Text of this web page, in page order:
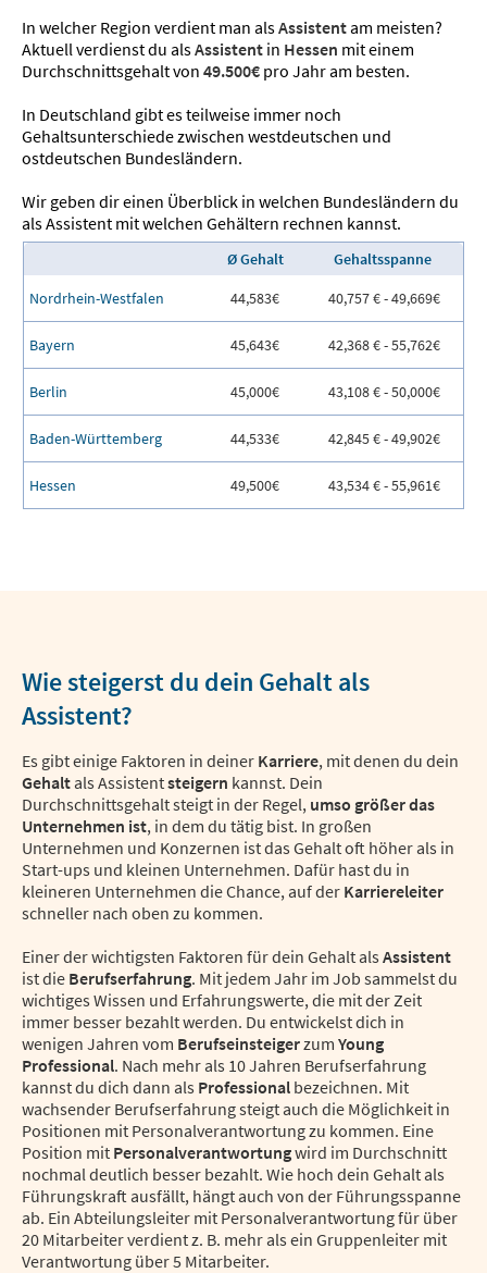
In welcher Region verdient man alsAssistentam meisten?
Aktuell verdienst du alsAssistent in Hessen mit einem
Durchschnittsgehalt von 49.500€ pro Jahr am besten.
In Deutschland gibt es teilweise immer noch
Gehaltsunterschiede zwischen westdeutschen und
ostdeutschen Bundesländern.
Wir geben dir einen Überblick in welchen Bundesländern du
als Assistent mit welchen Gehältern rechnen kannst.
Ø Gehalt
Gehaltsspanne
Nordrhein-Westfalen
44,583€ 40,757 € - 49,669€
Bayern 45,643€ 42,368 € - 55,762€
Berlin 45,000€ 43,108 € - 50,000€
Baden-Württemberg 44,533€ 42,845 € - 49,902€
Hessen 49,500€ 43,534 € - 55,961€
Wie steigerst du dein Gehalt als
Assistent?
Es gibt einige Faktoren in deiner Karriere, mit denen du dein
Gehaltals Assistentsteigern kannst. Dein
Durchschnittsgehalt steigt in der Regel, umso größer das
Unternehmen ist, in dem du tätig bist. In großen
Unternehmen und Konzernen ist das Gehalt oft höher als in
Start-ups und kleinen Unternehmen. Dafür hast du in
kleineren Unternehmen die Chance, auf der Karriereleiter
schneller nach oben zu kommen.
Einer der wichtigsten Faktoren für dein Gehalt alsAssistent
ist die Berufserfahrung. Mit jedem Jahr im Job sammelst du
wichtiges Wissen und Erfahrungswerte, die mit der Zeit
immer besser bezahlt werden. Du entwickelst dich in
wenigen Jahren vom Berufseinsteigerzum Young
Professional. Nach mehr als 10 Jahren Berufserfahrung
kannst du dich dann als Professional bezeichnen. Mit
wachsender Berufserfahrung steigt auch die Möglichkeit in
Positionen mit Personalverantwortung zu kommen. Eine
Position mit Personalverantwortungwird im Durchschnitt
nochmal deutlich besser bezahlt. Wie hoch dein Gehalt als
Führungskraft ausfällt, hängt auch von der Führungsspanne
ab. Ein Abteilungsleiter mit Personalverantwortung für über
20 Mitarbeiter verdient z. B. mehr als ein Gruppenleiter mit
Verantwortung über 5 Mitarbeiter.